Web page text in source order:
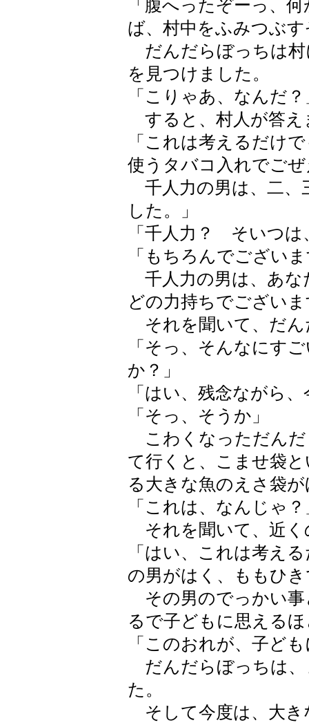
「腹へったぞーっ、
ば、村中をふみつぶす
だんだらぼっちは村
を見つけました。
「こりゃあ、なんだ？
すると、村人が答え
「これは考えるだけ
使うタバコ入れでご
千人力の男は、二、
した。」
「千人力？ そいつは
「もちろんでござい
千人力の男は、あな
どの力持ちでござい
それを聞いて、だん
「そっ、そんなにす
か？」
「はい、残念ながら
「そっ、そうか」
こわくなっただんだ
て行くと、こませ袋
る大きな魚のえさ袋
「これは、なんじゃ？
それを聞いて、近く
「はい、これは考え
の男がはく、ももひ
その男のでっかい事
るで子どもに思える
「このおれが、子ど
だんだらぼっちは、
た。
そして今度は、大き